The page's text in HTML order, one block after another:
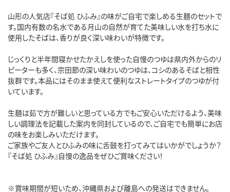
山形の人気店『そば処 ひふみ』の味がご自宅で楽しめる生麺のセットで
す。国内有数の名水である月山の自然が育てた美味しい水を打ち水に
使用したそばは、香りが良く深い味わいが特徴です。
じっくりと半年間寝かせたかえしを使った自慢のつゆは県内外からのリ
ピーターも多く、宗田節の深い味わいのつゆは、コシのあるそばと相性
抜群です。本品にはそのまま使えて便利なストレートタイプのつゆが付
いています。
生麺は茹で方が難しいと思っている方でもご安心いただけるよう、美味
しい調理法を記載した案内を同封しているので、ご自宅でも簡単にお店
の味をお楽しみいただけます。
ご家族やご友人とひふみの味に舌鼓を打ってみてはいかがでしょうか？
『そば処 ひふみ』自慢の逸品をぜひご賞味ください！
※賞味期間が短いため、沖縄県および離島への発送はできません。